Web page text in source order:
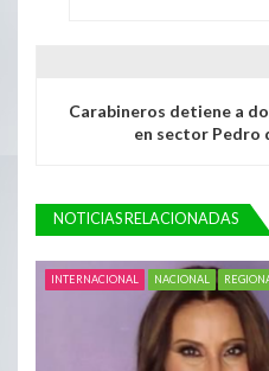
Carabineros detiene a
en sector Pedro
NOTICIAS RELACIONADAS
INTERNACIONAL NACIONAL